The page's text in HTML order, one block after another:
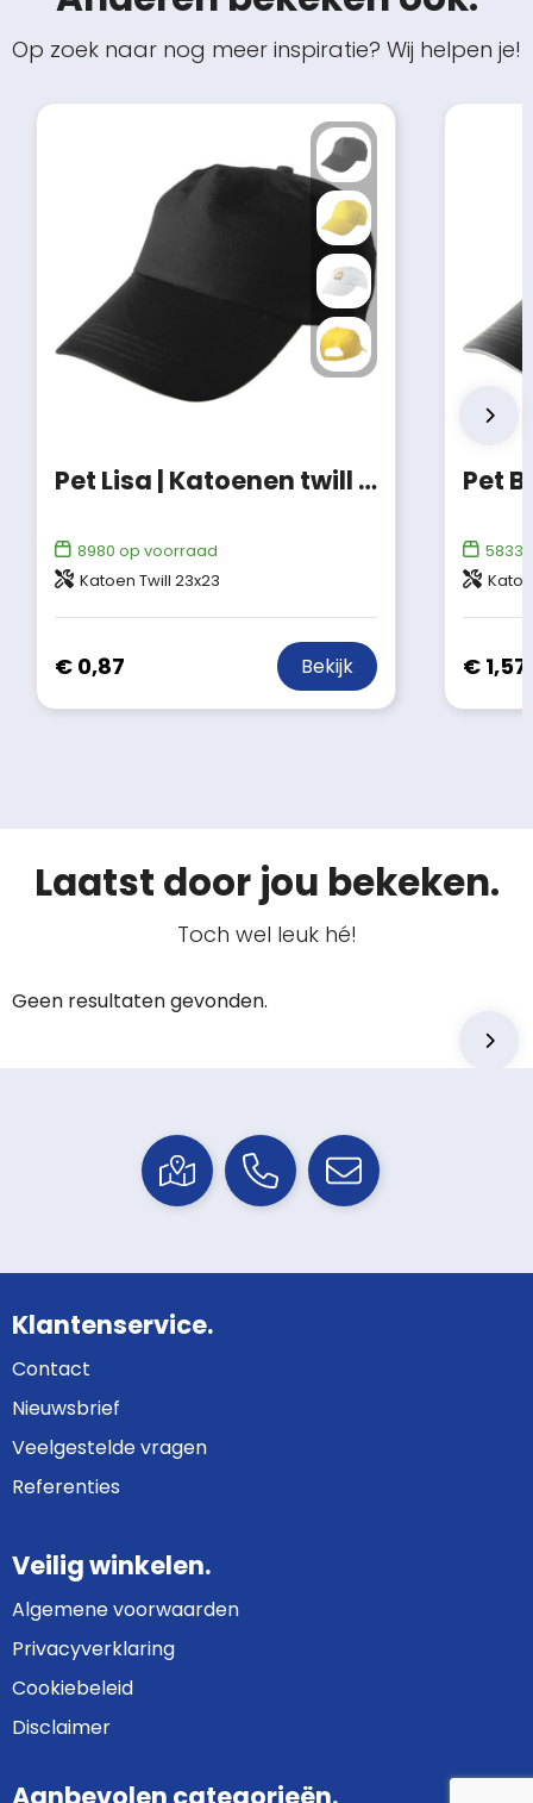
Op zoek naar nog meer inspiratie? Wij helpen je!
Pet Lisa | Katoenen twill | 5 panels
8980 op voorraad
Katoen Twill 23x23
€ 0,87 Bekijk
Pet
58335
€ 1,57
Laatst door jou bekeken.
Toch wel leuk hé!
Geen resultaten gevonden.
Klantenservice.
Contact
Nieuwsbrief
Veelgestelde vragen
Referenties
Veilig winkelen.
Algemene voorwaarden
Privacyverklaring
Cookiebeleid
Disclaimer